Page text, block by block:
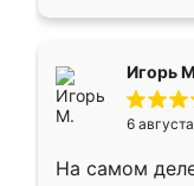
Игорь
6
На самом